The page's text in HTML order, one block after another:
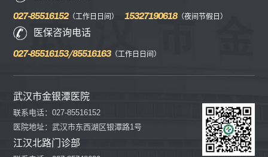
027-85516152（工作日日间） 15327190618（夜间节假日）
医保咨询电话
027-85516153/85516163（工作日日间）
武汉市金银潭医院
联系电话：027-85516152
医院地址：武汉市东西湖区银潭路1号
江汉北路门诊部